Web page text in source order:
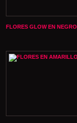
FLORES GLOW EN NEGRO